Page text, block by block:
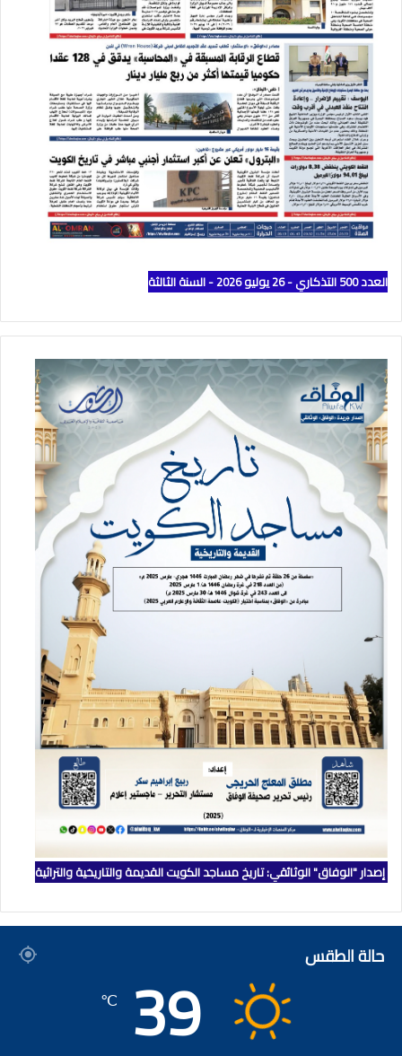
العدد 500 التذكاري - 26 يوليو 2026 - السنة الثالثة
إصدار "الوفاق" الوثائقي: تاريخ مساجد الكويت القديمة والتاريخية والتراثية
حالة الطقس 39
℃